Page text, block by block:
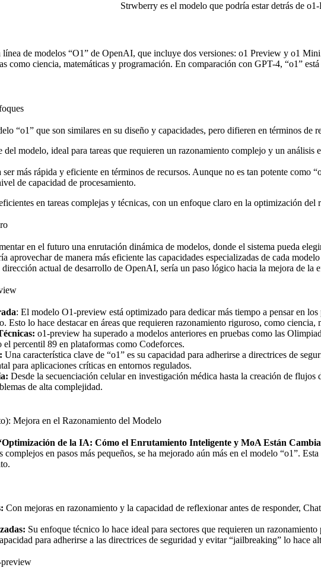
Strwberry es el modelo que podría estar detrás de
de modelos “O1” de OpenAI, que incluye dos versiones: o1 Preview y o1
como ciencia, matemáticas y programación. En comparación con GPT-4, “o1”
“o1” que son similares en su diseño y capacidades, pero difieren en términos de
del modelo, ideal para tareas que requieren un razonamiento complejo y un
más rápida y eficiente en términos de recursos. Aunque no es tan potente como
de capacidad de procesamiento.
en tareas complejas y técnicas, con un enfoque claro en la optimización
en el futuro una enrutación dinámica de modelos, donde el sistema pueda
aprovechar de manera más eficiente las capacidades especializadas de cada
dirección actual de desarrollo de OpenAI, sería un paso lógico hacia la mejora de la
: El modelo O1-preview está optimizado para dedicar más tiempo a pensar en
Esto lo hace destacar en áreas que requieren razonamiento riguroso, como ciencia,
o1-preview ha superado a modelos anteriores en pruebas como las
percentil 89 en plataformas como Codeforces.
Una característica clave de “o1” es su capacidad para adherirse a directrices de
para aplicaciones críticas en entornos regulados.
Desde la secuenciación celular en investigación médica hasta la creación de
de alta complejidad.
Mejora en el Razonamiento del Modelo
de la IA: Cómo el Enrutamiento Inteligente y MoA Están
en pasos más pequeños, se ha mejorado aún más en el modelo “o1”.
Con mejoras en razonamiento y la capacidad de reflexionar antes de responder,
Su enfoque técnico lo hace ideal para sectores que requieren un
para adherirse a las directrices de seguridad y evitar “jailbreaking” lo hace
preview